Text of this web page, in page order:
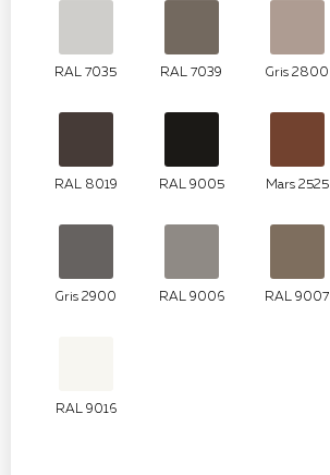
RAL 7035 RAL 7039 Gris 2800
RAL 8019 RAL 9005 Mars 2525
Gris 2900 RAL 9006 RAL 9007
RAL 9016